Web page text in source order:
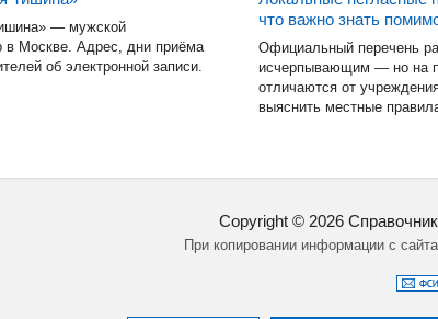
— мужской
в Москве. Адрес, дни приёма
об электронной записи.
что важно знать
Официальный перечень
исчерпывающим — но на
отличаются от
выяснить местные
Copyright © 2026
При копировании информации с